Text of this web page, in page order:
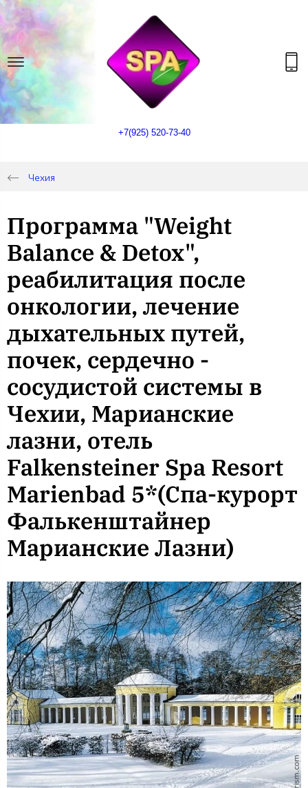
+7(925) 520-73-40
Чехия
Программа "Weight
Balance & Detox",
реабилитация после
онкологии, лечение
дыхательных путей,
почек, сердечно -
сосудистой системы в
Чехии, Марианские
лазни, отель
Falkensteiner Spa Resort
Marienbad 5*(Спа-курорт
Фалькенштайнер
Марианские Лазни)